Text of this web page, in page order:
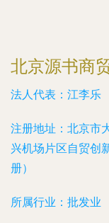
北京源书商
法人代表： 江李乐
注册地址： 北京市
兴机场片区自贸创
册）
所属行业： 批发业